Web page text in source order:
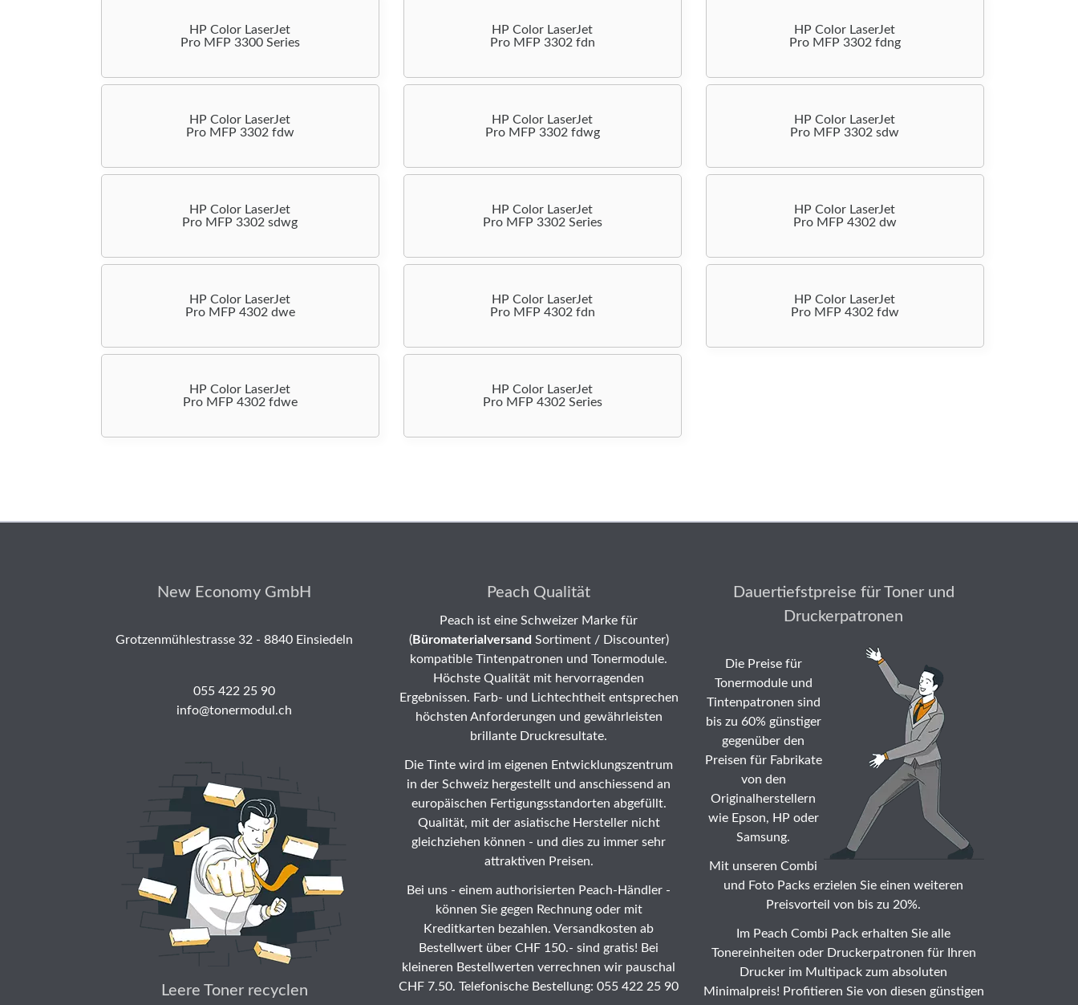
HP Color LaserJet
Pro MFP 3300 Series
HP Color LaserJet
Pro MFP 3302 fdn
HP Color LaserJet
Pro MFP 3302 fdng
HP Color LaserJet
Pro MFP 3302 fdw
HP Color LaserJet
Pro MFP 3302 fdwg
HP Color LaserJet
Pro MFP 3302 sdw
HP Color LaserJet
Pro MFP 3302 sdwg
HP Color LaserJet
Pro MFP 3302 Series
HP Color LaserJet
Pro MFP 4302 dw
HP Color LaserJet
Pro MFP 4302 dwe
HP Color LaserJet
Pro MFP 4302 fdn
HP Color LaserJet
Pro MFP 4302 fdw
HP Color LaserJet
Pro MFP 4302 fdwe
HP Color LaserJet
Pro MFP 4302 Series
New Economy GmbH
Grotzenmühlestrasse 32 - 8840 Einsiedeln
055 422 25 90
info@tonermodul.ch
Leere Toner recyclen
Peach Qualität
Peach ist eine Schweizer Marke für
(Büromaterialversand Sortiment / Discounter)
kompatible Tintenpatronen und Tonermodule.
Höchste Qualität mit hervorragenden
Ergebnissen. Farb- und Lichtechtheit entsprechen
höchsten Anforderungen und gewährleisten
brillante Druckresultate.
Die Tinte wird im eigenen Entwicklungszentrum
in der Schweiz hergestellt und anschiessend an
europäischen Fertigungsstandorten abgefüllt.
Qualität, mit der asiatische Hersteller nicht
gleichziehen können - und dies zu immer sehr
attraktiven Preisen.
Bei uns - einem authorisierten Peach-Händler -
können Sie gegen Rechnung oder mit
Kreditkarten bezahlen. Versandkosten ab
Bestellwert über CHF 150.- sind gratis! Bei
kleineren Bestellwerten verrechnen wir pauschal
CHF 7.50. Telefonische Bestellung: 055 422 25 90
Dauertiefstpreise für Toner und
Druckerpatronen
Die Preise für
Tonermodule und
Tintenpatronen sind
bis zu 60% günstiger
gegenüber den
Preisen für Fabrikate
von den
Originalherstellern
wie Epson, HP oder
Samsung.
Mit unseren Combi
und Foto Packs erzielen Sie einen weiteren
Preisvorteil von bis zu 20%.
Im Peach Combi Pack erhalten Sie alle
Tonereinheiten oder Druckerpatronen für Ihren
Drucker im Multipack zum absoluten
Minimalpreis! Profitieren Sie von diesen günstigen